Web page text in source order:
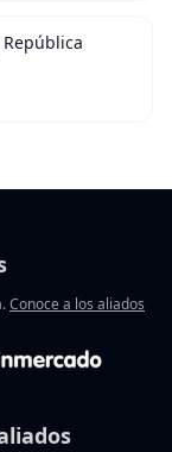
Conoce a los aliados